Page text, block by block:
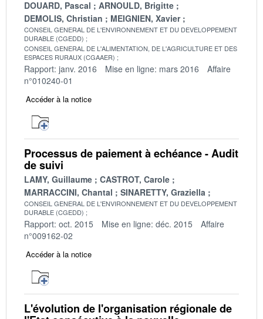
DOUARD, Pascal
ARNOULD, Brigitte
DEMOLIS, Christian
MEIGNIEN, Xavier
CONSEIL GENERAL DE L'ENVIRONNEMENT ET DU DEVELOPPEMENT
DURABLE (CGEDD)
CONSEIL GENERAL DE L'ALIMENTATION, DE L'AGRICULTURE ET DES
ESPACES RURAUX (CGAAER)
Rapport: janv. 2016 Mise en ligne: mars 2016
Affaire
n°010240-01
Accéder à la notice
Processus de paiement à echéance - Audit
de suivi
LAMY, Guillaume
CASTROT, Carole
MARRACCINI, Chantal
SINARETTY, Graziella
CONSEIL GENERAL DE L'ENVIRONNEMENT ET DU DEVELOPPEMENT
DURABLE (CGEDD)
Rapport: oct. 2015 Mise en ligne: déc. 2015
Affaire
n°009162-02
Accéder à la notice
L'évolution de l'organisation régionale de